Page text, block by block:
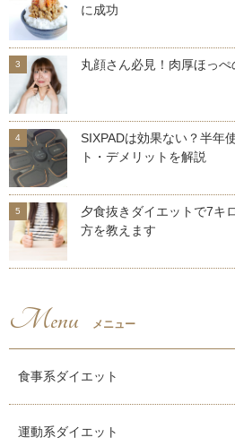
に成功
丸顔さん必見！肉厚ほっ
SIXPADは効果ない？半年
ト・デメリットを解説
夕食抜きダイエットで7キ
方を教えます
Menu メニュー
食事系ダイエット
運動系ダイエット